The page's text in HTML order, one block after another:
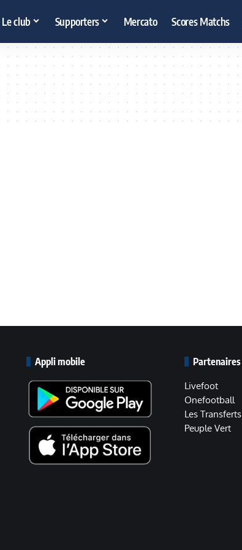
Le club Supporters Mercato Scores Matchs
Appli mobile Partenaires
Livefoot
Onefootball
Les Transferts
Peuple Vert